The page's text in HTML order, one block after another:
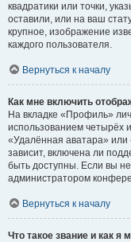
квадратики или точки,
оставили, или на ваш
крупное, изображение
каждого пользователя.
Вернуться к началу
Как мне включить
На вкладке «Профиль»
использованием четырёх
«Удалённая аватара»
зависит, включена ли
быть доступны. Если вы
администратором
Вернуться к началу
Что такое звание и как я